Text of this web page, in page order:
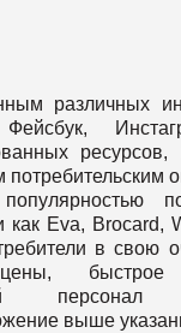
различных
потребительским
как Eva, Brocard,
в свою
быстрое
выше